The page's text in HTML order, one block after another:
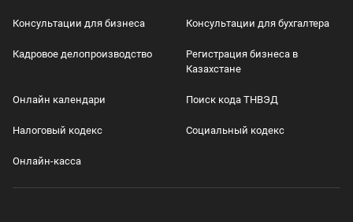
Консультации для бизнеса Консультации для бухгалтера
Кадровое делопроизводство
Регистрация бизнеса в
Казахстане
Онлайн календари Поиск кода ТНВЭД
Налоговый кодекс Социальный кодекс
Онлайн-касса